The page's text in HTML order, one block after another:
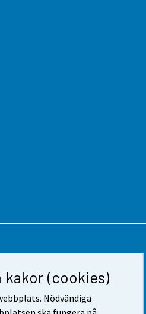
(cookies)
Nödvändiga